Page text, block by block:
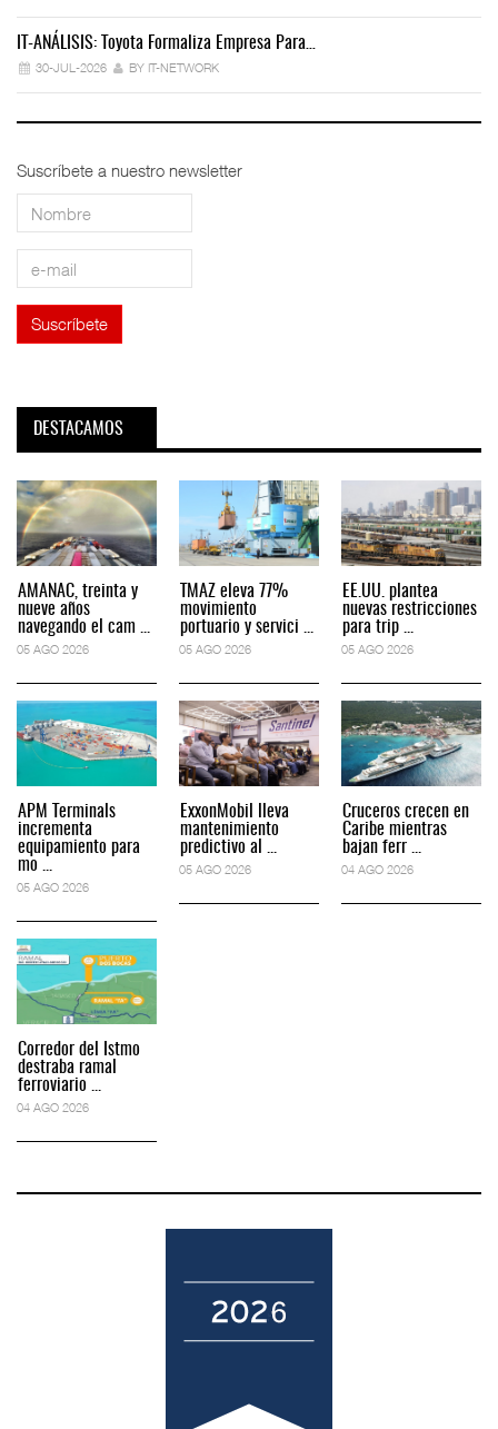
IT-ANÁLISIS: Toyota Formaliza Empresa Para…
30-JUL-2026 BY IT-NETWORK
Suscríbete a nuestro newsletter
DESTACAMOS
AMANAC, treinta y
nueve años
navegando el cam ...
05 AGO 2026
APM Terminals
incrementa
equipamiento para
mo ...
05 AGO 2026
Corredor del Istmo
destraba ramal
ferroviario ...
04 AGO 2026
TMAZ eleva 77%
movimiento
portuario y servici ...
05 AGO 2026
ExxonMobil lleva
mantenimiento
predictivo al ...
05 AGO 2026
EE.UU. plantea
nuevas restricciones
para trip ...
05 AGO 2026
Cruceros crecen en
Caribe mientras
bajan ferr ...
04 AGO 2026